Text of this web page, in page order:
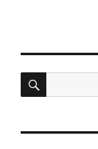
بحث